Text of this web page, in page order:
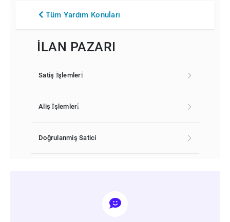
Tüm Yardım Konuları
İLAN PAZARI
Satiş İ̇şlemleri̇
Aliş İ̇şlemleri̇
Doğrulanmiş Satici